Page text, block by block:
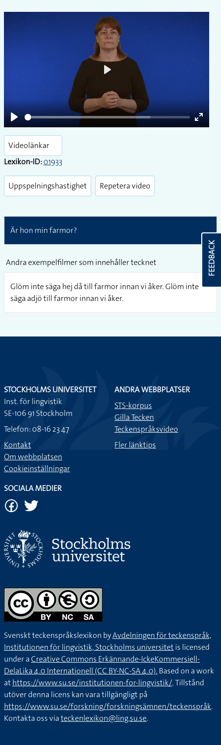
Play
Enter
Videolänkar
Lexikon-ID:01933
Uppspelningshastighet Repetera video
Är hon min farmor?
Andra exempelfilmer som innehåller tecknet
Glöm inte säga hej då till farmor innan vi åker. Glöm inte
säga adjö till farmor innan vi åker.
FEEDBACK
STOCKHOLMS UNIVERSITET
Inst. för lingvistik
SE-106 91 Stockholm
Telefon: 08-16 23 47
Kontakt
Om webbplatsen
Cookieinställningar
ANDRA WEBBPLATSER
STS-korpus
Gilla Tecken
Teckenspråksvideo
Fler länktips
SOCIALA MEDIER
Svenskt teckenspråkslexikon byAvdelningen för teckenspråk,
Institutionen för lingvistik, Stockholms universitetis licensed
under aCreative Commons Erkännande-IckeKommersiell-
DelaLika 4.0 Internationell (CC BY-NC-SA 4.0).Based on a work
athttps://www.su.se/institutionen-for-lingvistik/. Tillstånd
utöver denna licens kan vara tillgängligt på
https://www.su.se/forskning/forskningsämnen/teckenspråk.
Kontakta oss viateckenlexikon@ling.su.se.